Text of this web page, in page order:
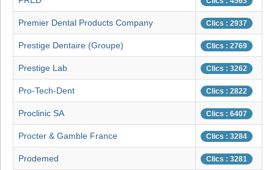
Premier Dental Products Company Clics : 2937
Prestige Dentaire (Groupe) Clics : 2769
Prestige Lab Clics : 3262
Pro-Tech-Dent Clics : 2822
Proclinic SA Clics : 6407
Procter & Gamble France Clics : 3284
Prodemed Clics : 3281